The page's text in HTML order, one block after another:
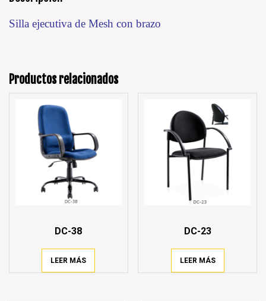
Silla ejecutiva de Mesh con brazo
Productos relacionados
DC-38
LEER MÁS
DC-23
LEER MÁS